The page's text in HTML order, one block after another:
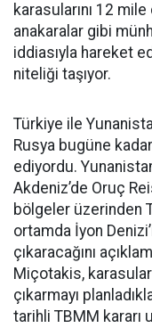
karasularını 12
anakaralar gibi
iddiasıyla hareket
niteliği taşıyor.
Türkiye ile
Rusya bugüne
ediyordu.
Akdeniz’de Oruç
bölgeler üzerinden
ortamda İyon
çıkaracağını
Miçotakis,
çıkarmayı
tarihli TBMM kararı